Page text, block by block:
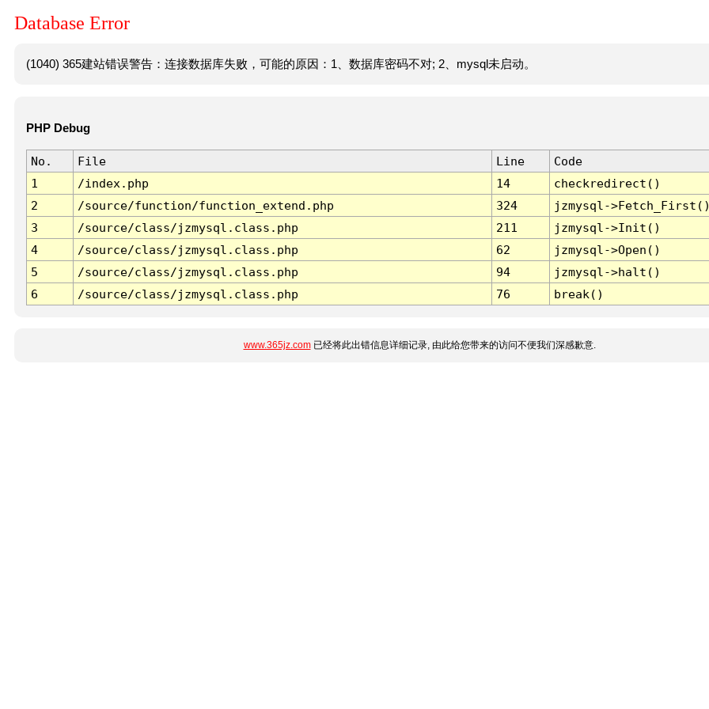
Database Error
(1040) 365建站错误警告：连接数据库失败，可能的原因：1、数据库密码不对; 2、mysql未启动。
PHP Debug
No. File Line
Code
1
/index.php 14
checkredirect()
2
/source/function/function_extend.php 324
jzmysql-
3
/source/class/jzmysql.class.php 211
jzmysql->Init()
4
/source/class/jzmysql.class.php 62
jzmysql->Open()
5
/source/class/jzmysql.class.php 94
jzmysql->halt()
6
/source/class/jzmysql.class.php 76 break()
www.365jz.com已经将此出错信息详细记录, 由此给您带来的访问不便我们深感歉意.